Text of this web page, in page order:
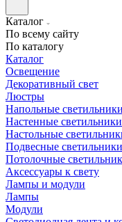
Каталог
По всему сайту
По каталогу
Каталог
Освещение
Декоративный свет
Люстры
Напольные светильники
Настенные светильники
Настольные
Подвесные светильники
Потолочные
Аксессуары к свету
Лампы и модули
Лампы
Модули